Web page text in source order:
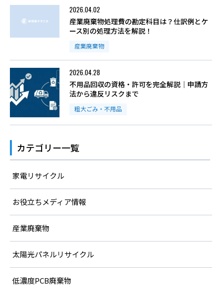
2026.04.02
産業廃棄物処理費の勘定科目は？仕訳例とケ
ース別の処理方法を解説！
産業廃棄物
2026.04.28
不用品回収の資格・許可を完全解説｜申請方
法から違反リスクまで
粗大ごみ・不用品
カテゴリー一覧
家電リサイクル
お役立ちメディア情報
産業廃棄物
太陽光パネルリサイクル
低濃度PCB廃棄物